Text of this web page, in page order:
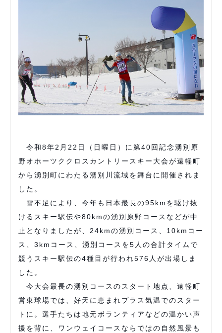
令和8年2月22日（日曜日）に第40回記念湧別原
野オホーツククロスカントリースキー大会が遠軽町
から湧別町にわたる湧別川流域を舞台に開催されま
した。
雪不足により、今年も日本最長の95kmを駆け抜
けるスキー駅伝や80kmの湧別原野コースなどが中
止となりましたが、24kmの湧別コース、10kmコー
ス、3kmコース、湧別コースを5人の合計タイムで
競うスキー駅伝の4種目が行われ576人が出場しま
した。
今大会最長の湧別コースのスタート地点、遠軽町
営東球場では、好天に恵まれプラス気温でのスター
トに。選手たちは地元ボランティアなどの温かい声
援を背に、ワンウェイコースならではの自然風景も